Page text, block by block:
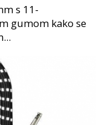
s 11-
gumom kako se